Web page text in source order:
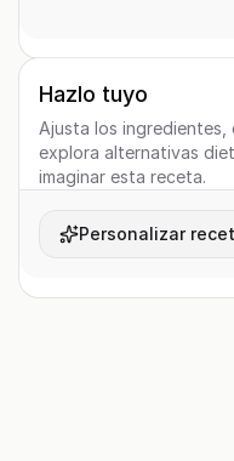
Hazlo tuyo
Ajusta los ingredientes,
explora alternativas
imaginar esta receta.
Personalizar